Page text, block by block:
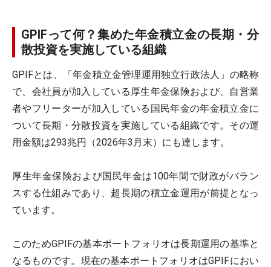
GPIFって何？集めた年金積立金の長期・分
散投資を実施している組織
GPIFとは、「年金積立金管理運用独立行政法人」の略称
で、会社員が加入している厚生年金保険および、自営業
者やフリーターが加入している国民年金の年金積立金に
ついて長期・分散投資を実施している組織です。その運
用金額は293兆円（2026年3月末）にも達します。
厚生年金保険および国民年金は100年間で財政がバラン
スする仕組みであり、超長期の積立金運用が前提となっ
ています。
このためGPIFの基本ポートフォリオは長期運用の基準と
なるものです。現在の基本ポートフォリオはGPIFにおい